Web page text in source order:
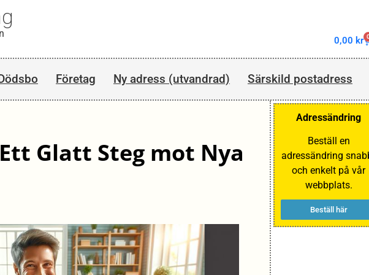
0,00 kr
Företag Ny adress (utvandrad) Särskild postadress
Glatt Steg mot Nya
Adressändring
Beställ en
adressändring
och enkelt på vår
webbplats.
Beställ här